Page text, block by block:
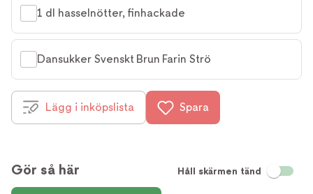
1 dl hasselnötter, finhackade
Dansukker Svenskt Brun Farin Strö
Lägg i inköpslista Spara
Gör så här Håll skärmen tänd